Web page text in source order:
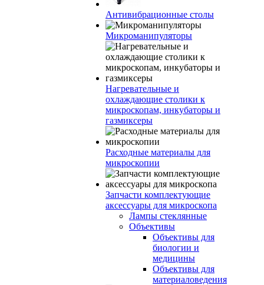
Антивибрационные столы
Микроманипуляторы
Нагревательные и
охлаждающие столики к
микроскопам, инкубаторы и
газмиксеры
Расходные материалы для
микроскопии
Запчасти комплектующие
аксессуары для микроскопа
Лампы стеклянные
Объективы
Объективы для
биологии и
медицины
Объективы для
материаловедения